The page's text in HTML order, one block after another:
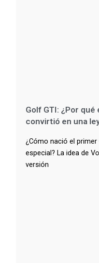
Golf GTI: ¿Por
convirtió en una
¿Cómo nació el
especial? La idea de
versión